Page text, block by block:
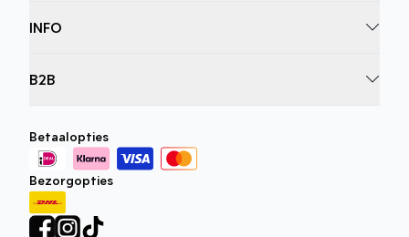
INFO
B2B
Betaalopties
Bezorgopties